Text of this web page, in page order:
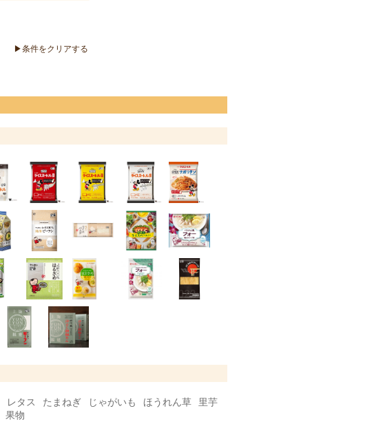
レタス たまねぎ じゃがいも ほうれん草
里芋
果物